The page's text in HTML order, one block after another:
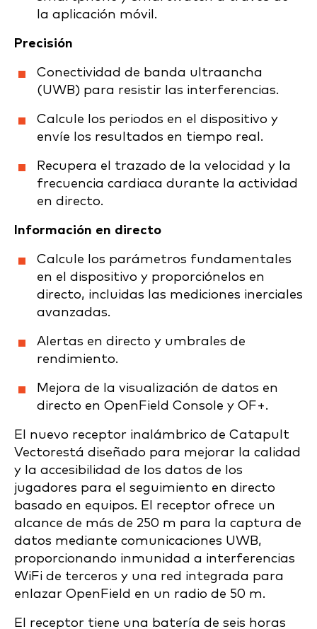
la aplicación móvil.
Precisión
Conectividad de banda ultraancha
(UWB) para resistir las interferencias.
Calcule los periodos en el dispositivo y
envíe los resultados en tiempo real.
Recupera el trazado de la velocidad y la
frecuencia cardiaca durante la actividad
en directo.
Información en directo
Calcule los parámetros fundamentales
en el dispositivo y proporciónelos en
directo, incluidas las mediciones inerciales
avanzadas.
Alertas en directo y umbrales de
rendimiento.
Mejora de la visualización de datos en
directo en OpenField Console y OF+.
El nuevo receptor inalámbrico de Catapult
Vectorestá diseñado para mejorar la calidad
y la accesibilidad de los datos de los
jugadores para el seguimiento en directo
basado en equipos. El receptor ofrece un
alcance de más de 250 m para la captura de
datos mediante comunicaciones UWB,
proporcionando inmunidad a interferencias
WiFi de terceros y una red integrada para
enlazar OpenField en un radio de 50 m.
El receptor tiene una batería de seis horas